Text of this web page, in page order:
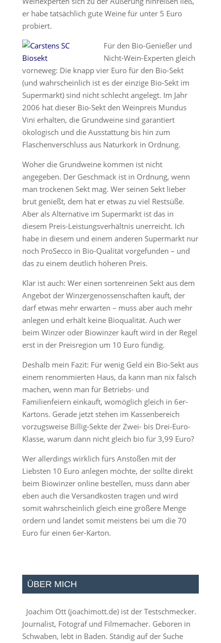
er habe tatsächlich gute Weine für unter 5 Euro
probiert.
Für den Bio-Genießer und
Nicht-Wein-Experten gleich
vorneweg: Die knapp vier Euro für den Bio-Sekt
(und wahrscheinlich ist es der einzige Bio-Sekt im
Supermarkt) sind nicht schlecht angelegt. Im Jahr
2006 hat dieser Bio-Sekt den Weinpreis Mundus
Vini erhalten, die Grundweine sind garantiert
ökologisch und die Ausstattung bis hin zum
Flaschenverschluss aus Naturkork in Ordnung.
Woher die Grundweine kommen ist nicht
angegeben. Der Geschmack ist in Ordnung, wenn
man trockenen Sekt mag. Wer seinen Sekt lieber
brut genießt, dem hat er etwas zu viel Restsüße.
Aber als Alternative im Supermarkt ist das in
diesem Preis-Leistungsverhältnis unerreicht. Ich
habe in diesem und einem anderen Supermarkt nur
noch ProSecco in Bio-Qualität vorgefunden – und
das zu einem deutlich höheren Preis.
Klar ist auch: Wer einen sortenreinen Sekt aus dem
Angebot der Winzergenossenschaften kauft, der
darf etwas mehr erwarten – muss aber auch mehr
anlegen und erhält keine Bioqualität. Auch wer
beim Winzer oder Biowinzer kauft wird in der Regel
erst in der Preisregion um 10 Euro fündig.
Deshalb mein Fazit: Für wenig Geld ein Bio-Sekt aus
einem renommierten Haus, da kann man nix falsch
machen, wenn man für Betriebs- und
Familienfeiern einkauft, womöglich gleich in 6er-
Kartons. Gerade jetzt stehen im Kassenbereich
vorzugsweise Billig-Sekte der Zwei- bis Drei-Euro-
Klasse, warum dann nicht gleich bio für 3,99 Euro?
Wer allerdings wirklich fürs Anstoßen mit der
Liebsten 10 Euro anlegen möchte, der sollte direkt
beim Biowinzer online bestellen, muss dann aber
eben auch die Versandkosten tragen und wird
somit wahrscheinlich gleich eine größere Menge
ordern und landet somit meistens bei um die 70
Euro für einen 6er-Karton.
ÜBER MICH
Joachim Ott (joachimott.de) ist der Testschmecker.
Journalist, Fotograf und Filmemacher. Geboren in
Schwaben, lebt in Baden. Ständig auf der Suche